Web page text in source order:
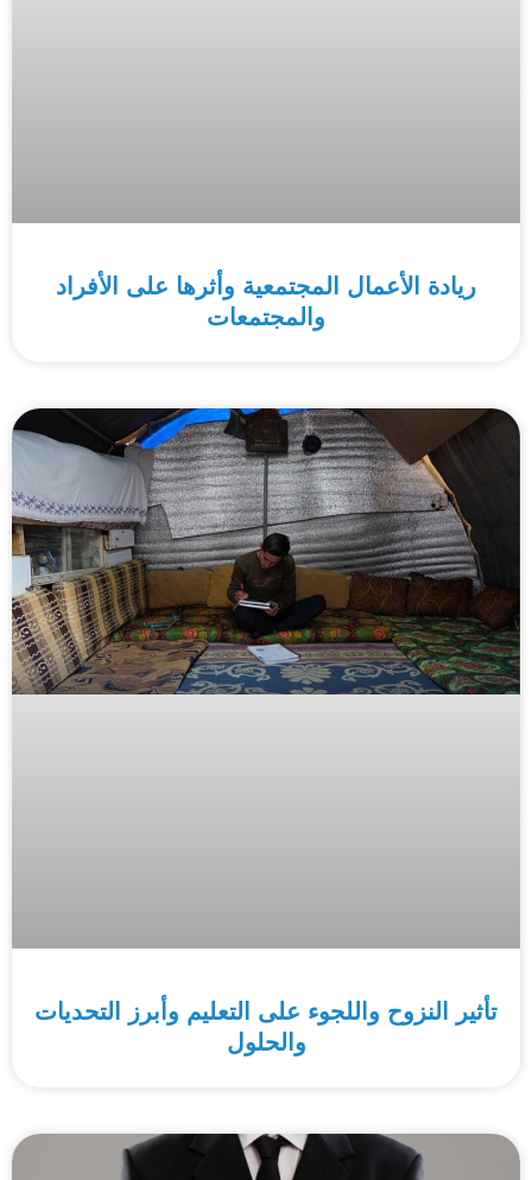
ريادة الأعمال المجتمعية وأثرها على الأفراد
والمجتمعات
تأثير النزوح واللجوء على التعليم وأبرز التحديات
والحلول